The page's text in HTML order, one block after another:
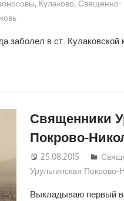
, Кулаково, Священно-
заболел в ст. Кулаковской
Священники
Покрово-
25.08.2015
Урульгинская Покрово-
Выкладываю первый